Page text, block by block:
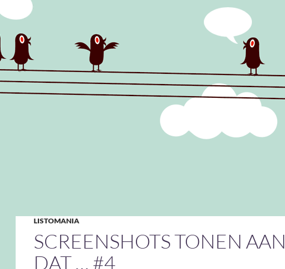
LISTOMANIA
SCREENSHOTS TONEN AAN
DAT … #4